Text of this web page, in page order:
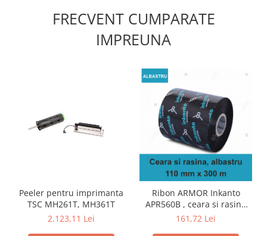
FRECVENT CUMPARATE
IMPREUNA
Peeler pentru imprimanta
TSC MH261T, MH361T
2.123,11 Lei
Ribon ARMOR Inkanto
APR560B , ceara si rasina
(wax&resin), albastru,
161,72 Lei